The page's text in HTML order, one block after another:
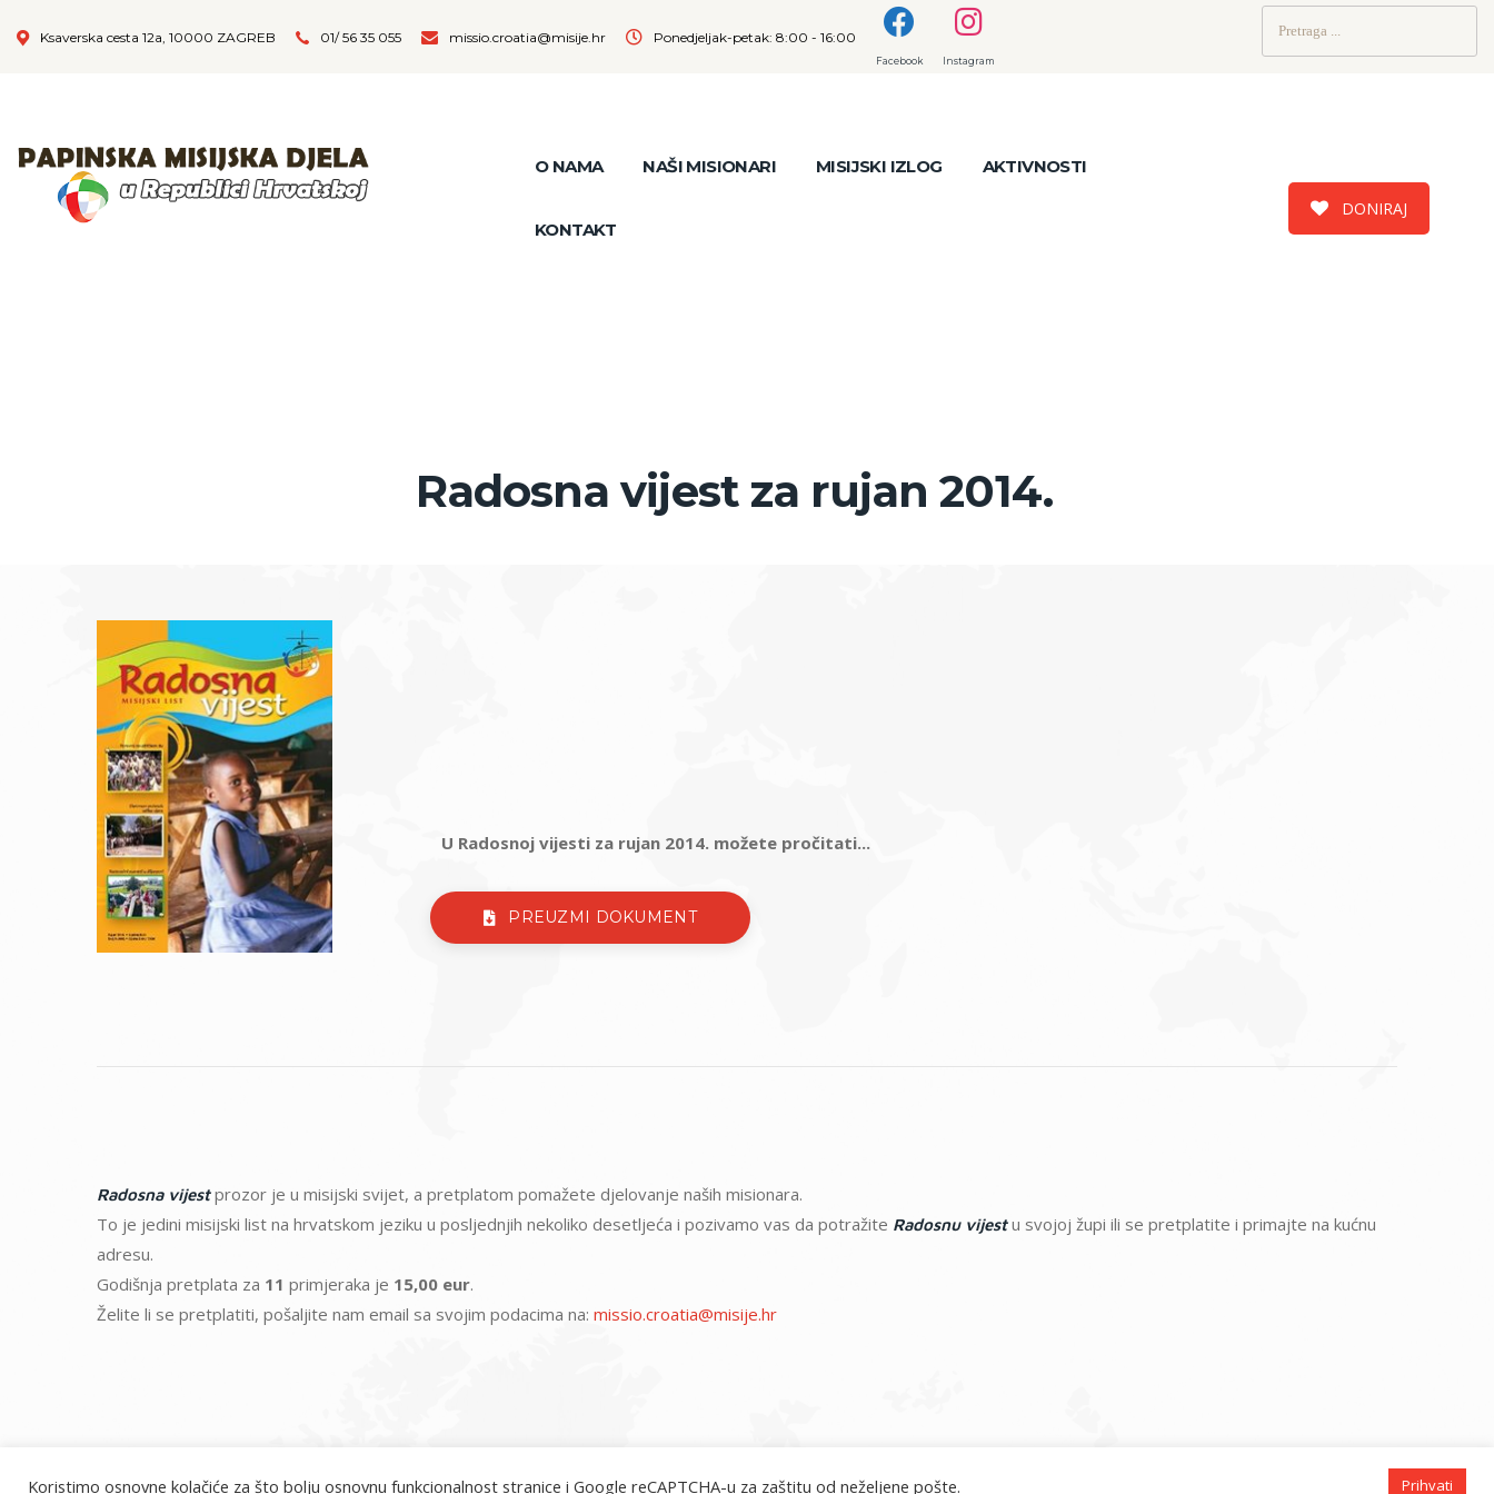
Ksaverska cesta 12a, 10000 ZAGREB 01/ 56 35 055 missio.croatia@misije.hr Ponedjeljak-petak: 8:00 - 16:00
Facebook Instagram
O NAMA NAŠI MISIONARI MISIJSKI IZLOG AKTIVNOSTI
KONTAKT
DONIRAJ
Radosna vijest za rujan 2014.
U Radosnoj vijesti za rujan 2014. možete pročitati...
PREUZMI DOKUMENT
Radosna vijestprozor je u misijski svijet, a pretplatom pomažete djelovanje naših misionara.
To je jedini misijski list na hrvatskom jeziku u posljednjih nekoliko desetljeća i pozivamo vas da potražite Radosnu vijestu svojoj župi ili se pretplatite i primajte na kućnu
adresu.
Godišnja pretplata za 11 primjeraka je 15,00 eur.
Želite li se pretplatiti, pošaljite nam email sa svojim podacima na: missio.croatia@misije.hr
misije.hr © 2026. Sva prava pridržana.
Koristimo osnovne kolačiće za što bolju osnovnu funkcionalnost stranice i Google reCAPTCHA-u za zaštitu od neželjene pošte. Prihvati